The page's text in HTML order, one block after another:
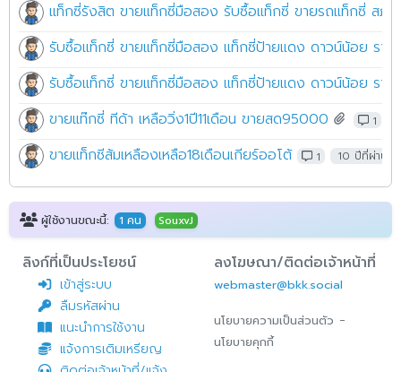
แท็กซี่รังสิต ขายแท็กซี่มือสอง รับซื้อแท็กซี่ ขายรถแท็กซี่ สภ
รับซื้อแท็กซี่ ขายแท็กซี่มือสอง แท็กซี่ป้ายแดง ดาวน์น้อย ราค
รับซื้อแท็กซี่ ขายแท็กซี่มือสอง แท็กซี่ป้ายแดง ดาวน์น้อย ราค
ขายแท๊กซี่ ทีด้า เหลือวิ่ง1ปี11เดือน ขายสด95000
1
ขายแท็กซีส้มเหลืองเหลือ18เดือนเกียร์ออโต้ 1 10 ปีที่ผ่านมา
ผู้ใช้งานขณะนี้: 1 คน SouxvJ
ลิงก์ที่เป็นประโยชน์
เข้าสู่ระบบ
ลืมรหัสผ่าน
แนะนำการใช้งาน
แจ้งการเติมเหรียญ
ลงโฆษณา/ติดต่อเจ้าหน้าที่
webmaster@bkk.social
นโยบายความเป็นส่วนตัว -
นโยบายคุกกี้